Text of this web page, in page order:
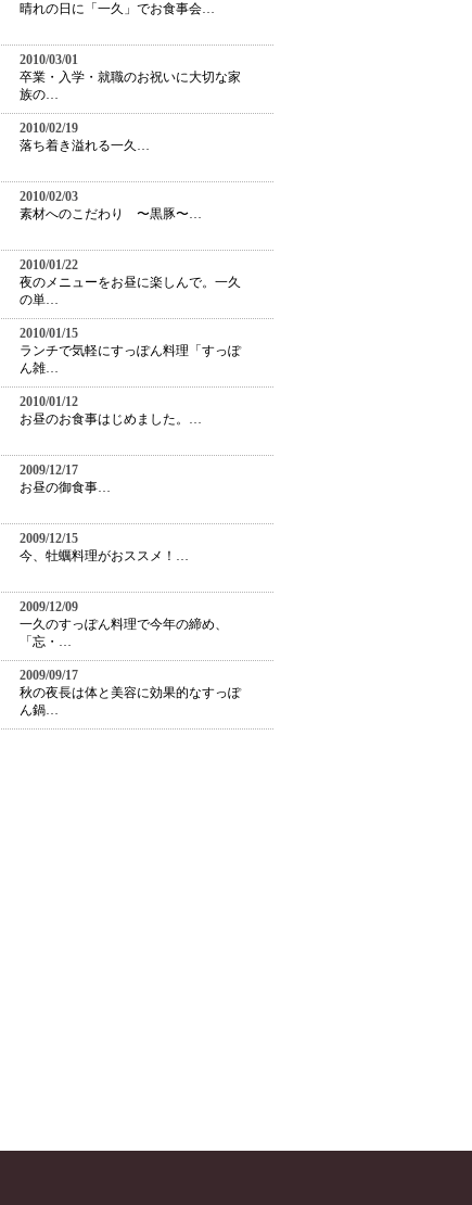
晴れの日に「一久」でお食事会…
2010/03/01
卒業・入学・就職のお祝いに大切な家
族の…
2010/02/19
落ち着き溢れる一久…
2010/02/03
素材へのこだわり 〜黒豚〜…
2010/01/22
夜のメニューをお昼に楽しんで。一久
の単…
2010/01/15
ランチで気軽にすっぽん料理「すっぽ
ん雑…
2010/01/12
お昼のお食事はじめました。…
2009/12/17
お昼の御食事…
2009/12/15
今、牡蠣料理がおススメ！…
2009/12/09
一久のすっぽん料理で今年の締め、
「忘・…
2009/09/17
秋の夜長は体と美容に効果的なすっぽ
ん鍋…